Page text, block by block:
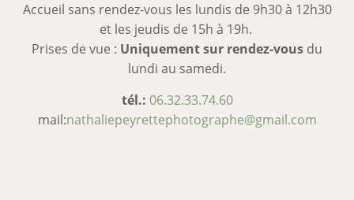
Accueil sans rendez-vous les lundis de 9h30 à 12h30
et les jeudis de 15h à 19h.
Prises de vue : Uniquement sur rendez-vous du
lundi au samedi.
tél.: 06.32.33.74.60
mail:nathaliepeyrettephotographe@gmail.com